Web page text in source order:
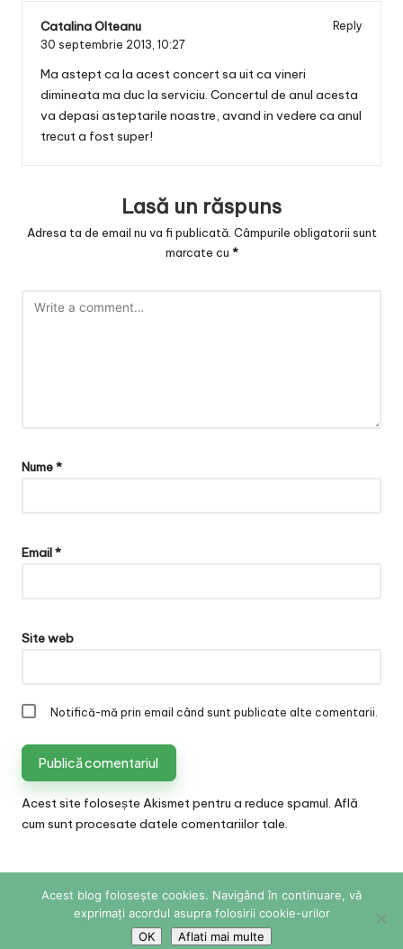
Catalina Olteanu
Reply
30 septembrie 2013, 10:27
Ma astept ca la acest concert sa uit ca vineri
dimineata ma duc la serviciu. Concertul de anul acesta
va depasi asteptarile noastre, avand in vedere ca anul
trecut a fost super!
Lasă un răspuns
Adresa ta de email nu va fi publicată. Câmpurile obligatorii sunt
marcate cu *
Nume*
Email*
Site web
Notifică-mă prin email când sunt publicate alte comentarii.
Acest site folosește Akismet pentru a reduce spamul. Află
cum sunt procesate datele comentariilor tale.
Copyright 2026 — Sabina Cornovac Online. All rights
reserved. Bloglo WordPress Theme
Acest blog folosește cookies. Navigând în continuare, vă
exprimați acordul asupra folosirii cookie-urilor
OK
Aflati mai multe